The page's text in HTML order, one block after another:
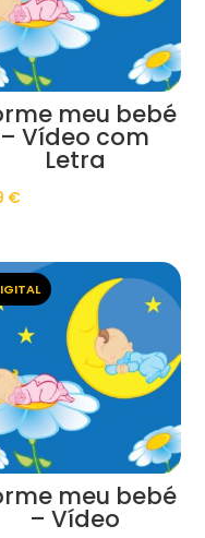
meu bebé
– Vídeo com
Letra
€
meu bebé
– Vídeo